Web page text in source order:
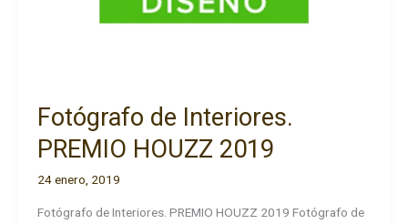
Fotógrafo de Interiores.
PREMIO HOUZZ 2019
24 enero, 2019
Fotógrafo de Interiores. PREMIO HOUZZ 2019 Fotógrafo de